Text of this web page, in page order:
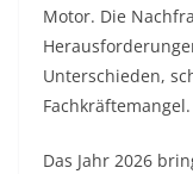
Motor. Die
Unterschieden,
Fachkräftemangel.​
Das Jahr 2026